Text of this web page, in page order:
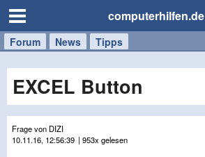
computerhilfen.de
Forum News Tipps
Handy
Tablet
Windows
Mac
EXCEL Button
Frage von DIZI
10.11.16, 12:56:39 | 953x gelesen